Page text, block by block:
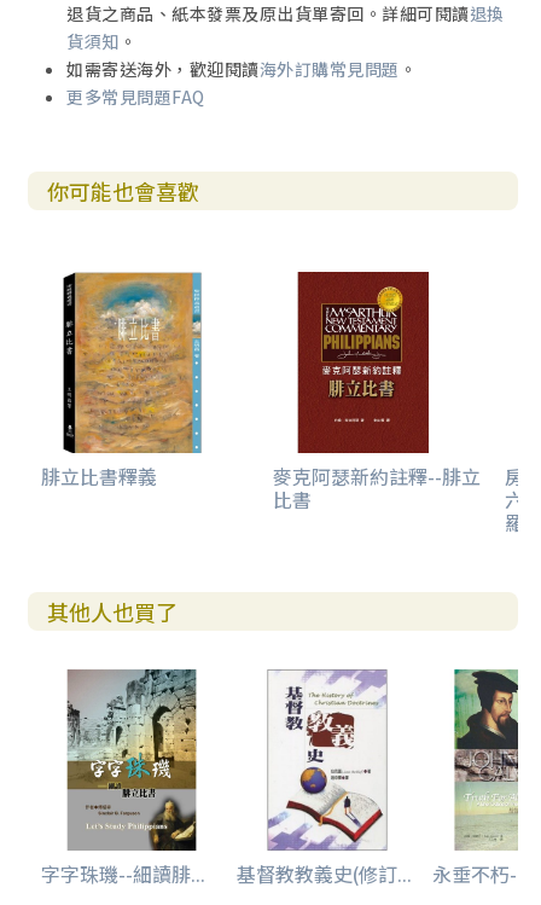
退貨之商品、紙本發票及原出貨單寄回。詳細可閱讀退換
貨須知 。
如需寄送海外，歡迎閱讀海外訂購常見問題 。
更多常見問題FAQ
你可能也會喜歡
腓立比書釋義 麥克阿瑟新約註釋--腓立
比書
房
六
羅
其他人也買了
字字珠璣--細讀腓... 基督教教義史(修訂... 永垂不朽--